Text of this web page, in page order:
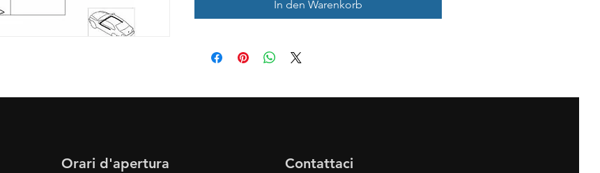
In den Warenkorb
Orari d'apertura Contattaci